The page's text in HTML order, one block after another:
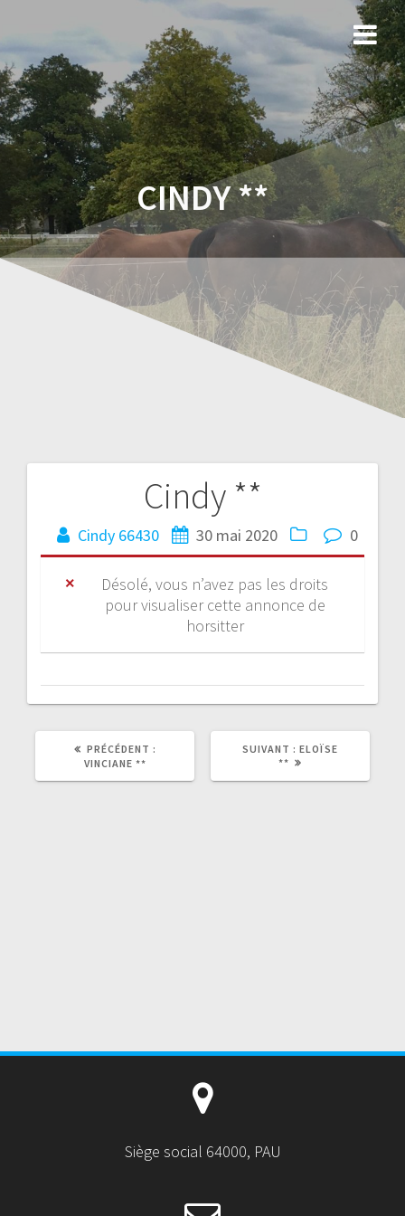
CINDY **
Cindy **
Cindy 66430 30 mai 2020 0
Désolé, vous n’avez pas les droits
pour visualiser cette annonce de
horsitter
PRÉCÉDENT :
VINCIANE **
SUIVANT : ELOÏSE
**
Siège social 64000, PAU